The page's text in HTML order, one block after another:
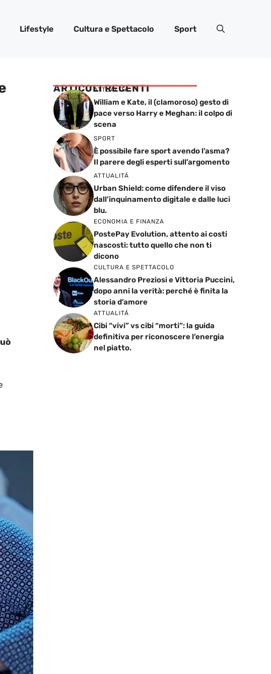
Lifestyle Cultura e Spettacolo Sport
ARTICOLI RECENTI
ATTUALITÁ
William e Kate, il (clamoroso) gesto di
pace verso Harry e Meghan: il colpo di
scena
SPORT
È possibile fare sport avendo l’asma?
Il parere degli esperti sull’argomento
ATTUALITÁ
Urban Shield: come difendere il viso
dall’inquinamento digitale e dalle luci
blu.
ECONOMIA E FINANZA
PostePay Evolution, attento ai costi
nascosti: tutto quello che non ti
dicono
CULTURA E SPETTACOLO
Alessandro Preziosi e Vittoria Puccini,
dopo anni la verità: perché è finita la
storia d’amore
ATTUALITÁ
Cibi “vivi” vs cibi “morti”: la guida
definitiva per riconoscere l’energia
nel piatto.